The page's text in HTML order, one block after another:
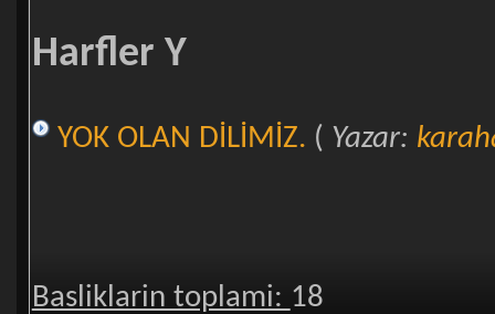
Harfler Y
YOK OLAN DİLİMİZ. ( Yazar:
Basliklarin toplami: 18